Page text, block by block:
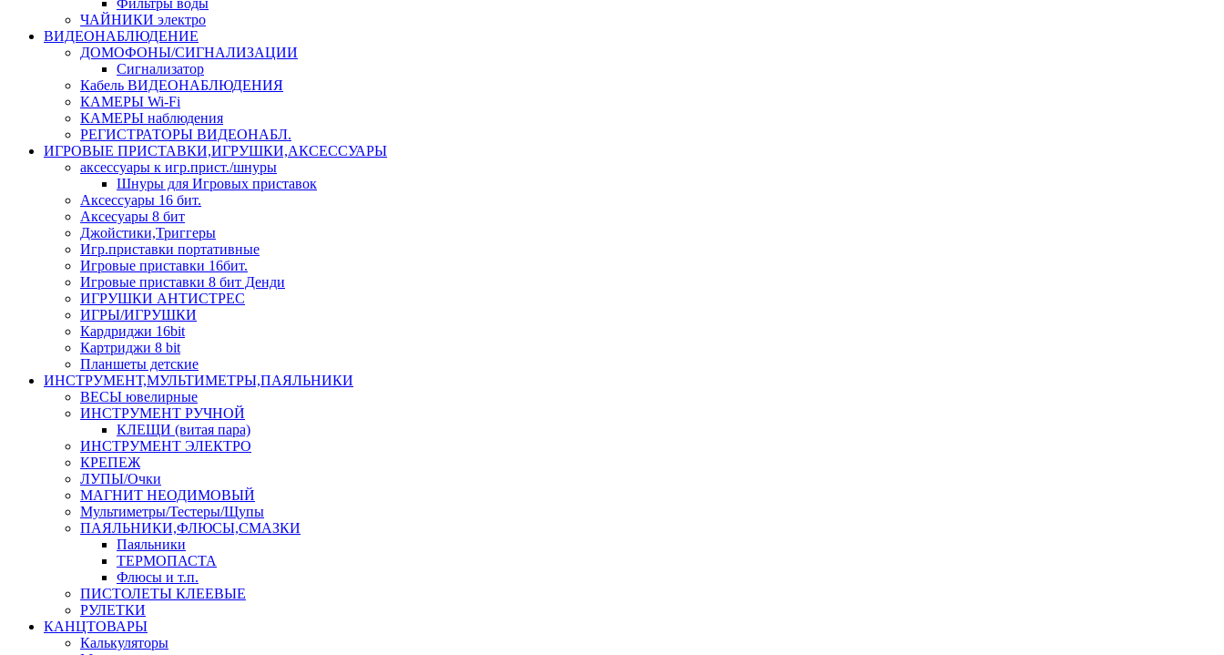
Фильтры воды
ЧАЙНИКИ электро
ВИДЕОНАБЛЮДЕНИЕ
ДОМОФОНЫ/СИГНАЛИЗАЦИИ
Сигнализатор
Кабель ВИДЕОНАБЛЮДЕНИЯ
КАМЕРЫ Wi-Fi
КАМЕРЫ наблюдения
РЕГИСТРАТОРЫ ВИДЕОНАБЛ.
ИГРОВЫЕ ПРИСТАВКИ,ИГРУШКИ,АКСЕССУАРЫ
аксесcуары к игр.прист./шнуры
Шнуры для Игровых приставок
Аксессуары 16 бит.
Аксесуары 8 бит
Джойстики,Триггеры
Игр.приставки портативные
Игровые приставки 16бит.
Игровые приставки 8 бит Денди
ИГРУШКИ АНТИСТРЕС
ИГРЫ/ИГРУШКИ
Кардриджи 16bit
Картриджи 8 bit
Планшеты детские
ИНСТРУМЕНТ,МУЛЬТИМЕТРЫ,ПАЯЛЬНИКИ
ВЕСЫ ювелирные
ИНСТРУМЕНТ РУЧНОЙ
КЛЕЩИ (витая пара)
ИНСТРУМЕНТ ЭЛЕКТРО
КРЕПЕЖ
ЛУПЫ/Очки
МАГНИТ НЕОДИМОВЫЙ
Мультиметры/Тестеры/Щупы
ПАЯЛЬНИКИ,ФЛЮСЫ,СМАЗКИ
Паяльники
ТЕРМОПАСТА
Флюсы и т.п.
ПИСТОЛЕТЫ КЛЕЕВЫЕ
РУЛЕТКИ
КАНЦТОВАРЫ
Калькуляторы